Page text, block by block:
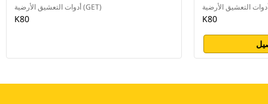
أدوات التعشيق الأرضية (GET)
K80 K80